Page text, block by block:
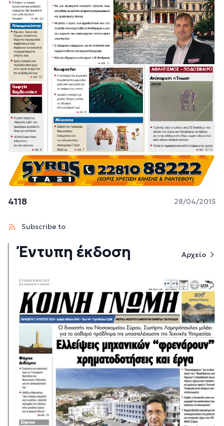
4118 28/04/2015
Subscribe to
Έντυπη έκδοση Αρχείο